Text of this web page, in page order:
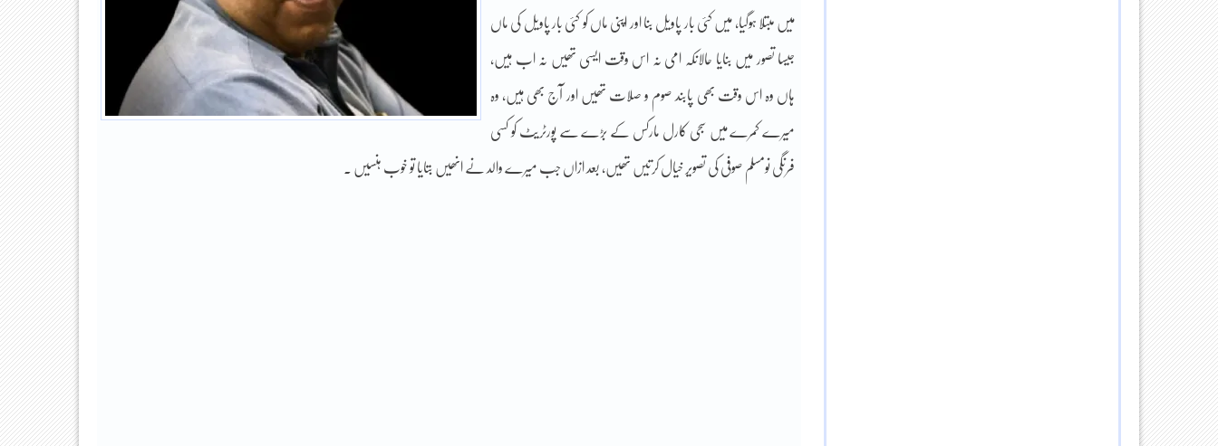
میں مبتلا ہوگیا، میں کئی بار پاویل بنا اور اپنی ماں کو کئی بار پاویل کی ماں
جیسا تصور میں بنایا حالانکہ امی نہ اس وقت ایسی تھیں نہ اب ہیں،
ہاں وہ اس وقت بھی پابند صوم و صلات تھیں اور آج بھی ہیں، وہ
میرے کمرے میں سجی کارل مارکس کے بڑے سے پورٹریٹ کو کسی
فرنگی نومسلم صوفی کی تصویر خیال کرتیں تھیں، بعد ازاں جب میرے والد نے انھیں بتایا تو خوب ہنسیں ۔